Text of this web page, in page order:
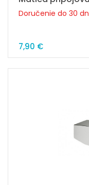
Doručenie do 30
7,90 €